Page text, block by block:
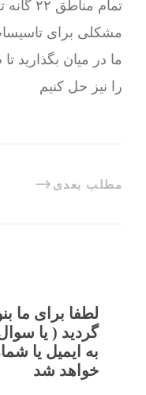
تمام
مشکلی برای
ما در میان
را نیز حل کنیم
مطلب بعدی
لطفا برای ما
گردید ( یا
به ایمیل یا
خواهد شد